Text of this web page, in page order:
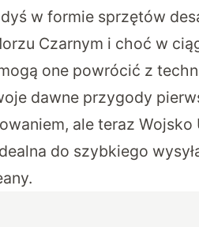
w formie sprzętów
Czarnym i choć w
one powrócić z
dawne przygody
ale teraz Wojsko
do szybkiego